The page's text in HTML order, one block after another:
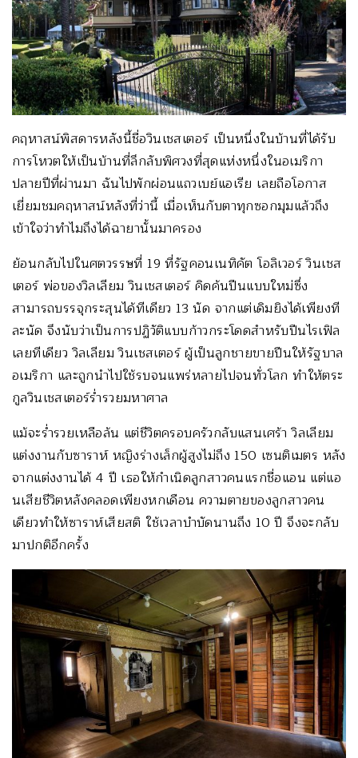
คฤหาสน์พิสดารหลังนี้ชื่อวินเชสเตอร์ เป็นหนึ่งในบ้านที่ได้รับ
การโหวตให้เป็นบ้านที่ลึกลับพิศวงที่สุดแห่งหนึ่งในอเมริกา
ปลายปีที่ผ่านมา ฉันไปพักผ่อนแถวเบย์แอเรีย เลยถือโอกาส
เยี่ยมชมคฤหาสน์หลังที่ว่านี้ เมื่อเห็นกับตาทุกซอกมุมแล้วถึง
เข้าใจว่าทำไมถึงได้ฉายานั้นมาครอง
ย้อนกลับไปในศตวรรษที่ 19 ที่รัฐคอนเนทิคัต โอลิเวอร์ วินเชส
เตอร์ พ่อของวิลเลียม วินเชสเตอร์ คิดค้นปืนแบบใหม่ซึ่ง
สามารถบรรจุกระสุนได้ทีเดียว 13 นัด จากแต่เดิมยิงได้เพียงที
ละนัด จึงนับว่าเป็นการปฏิวัติแบบก้าวกระโดดสำหรับปืนไรเฟิล
เลยทีเดียว วิลเลียม วินเชสเตอร์ ผู้เป็นลูกชายขายปืนให้รัฐบาล
อเมริกา และถูกนำไปใช้รบจนแพร่หลายไปจนทั่วโลก ทำให้ตระ
กูลวินเชสเตอร์ร่ำรวยมหาศาล
แม้จะร่ำรวยเหลือล้น แต่ชีวิตครอบครัวกลับแสนเศร้า วิลเลียม
แต่งงานกับซาราห์ หญิงร่างเล็กผู้สูงไม่ถึง 150 เซนติเมตร หลัง
จากแต่งงานได้ 4 ปี เธอให้กำเนิดลูกสาวคนแรกชื่อแอน แต่แอ
นเสียชีวิตหลังคลอดเพียงหกเดือน ความตายของลูกสาวคน
เดียวทำให้ซาราห์เสียสติ ใช้เวลาบำบัดนานถึง 10 ปี จึงจะกลับ
มาปกติอีกครั้ง